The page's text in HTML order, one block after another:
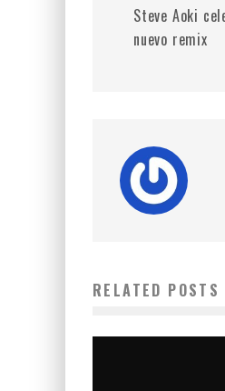
Steve Aoki
nuevo remix
RELATED POSTS